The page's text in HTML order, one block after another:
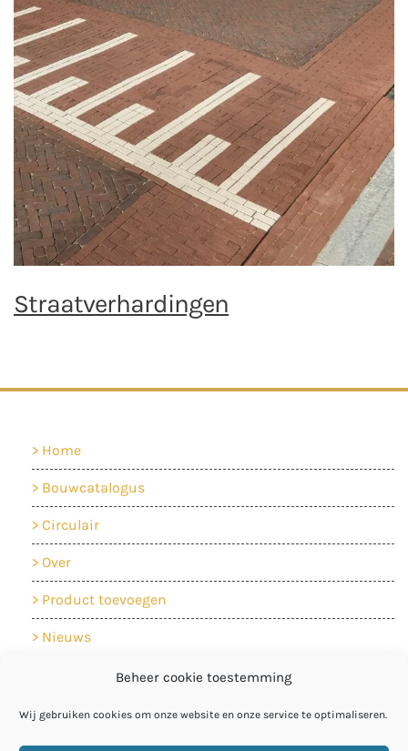
Beheer cookie toestemming
Wij gebruiken cookies om onze website en onze service te optimaliseren.
Straatverhardingen
Home
Bouwcatalogus
Circulair
Over
Product toevoegen
Nieuws
Cookiebeleid